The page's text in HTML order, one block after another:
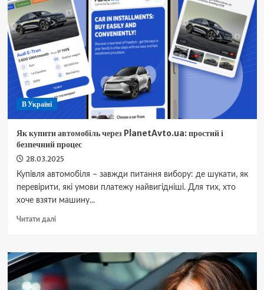
олива:
що
краще?
В Україні
Як купити автомобіль через PlanetAvto.ua: простий і
безпечний процес
28.03.2025
Купівля автомобіля – завжди питання вибору: де шукати, як
перевірити, які умови платежу найвигідніші. Для тих, хто
хоче взяти машину...
Читати даліДокладніше
купити
автомобіль
через
PlanetAvto.ua: